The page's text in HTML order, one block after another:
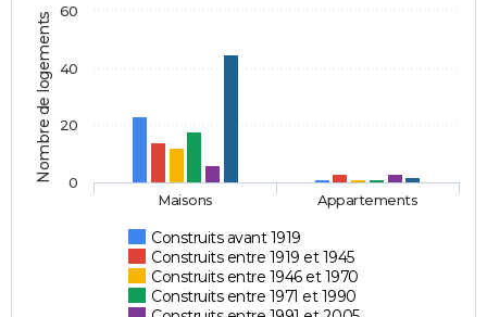
Nombre de logements
Construits avant 1919
Construits entre 1919 et 1945
Construits entre 1946 et 1970
Construits entre 1971 et 1990
Maisons Appartements
0
20
40
60